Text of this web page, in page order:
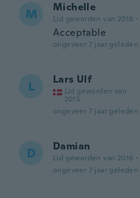
M Michelle
Lid geworden van 2018 ·
Acceptable
ongeveer 7 jaar geleden
L Lars Ulf
Lid geworden van
2015
ongeveer 7 jaar geleden
D Damian
Lid geworden van 2016 ·
ongeveer 7 jaar geleden